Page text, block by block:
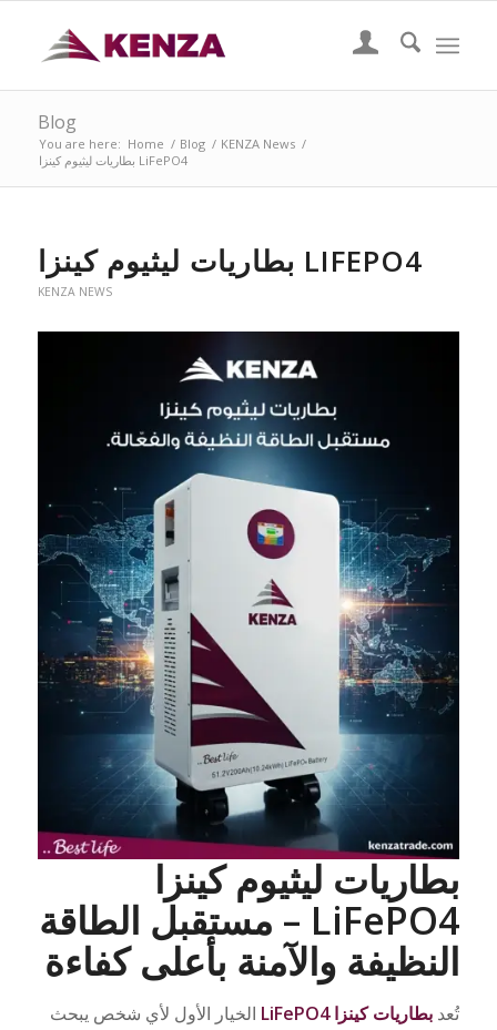
Blog
You are here: Home / Blog / KENZA News /
بطاريات ليثيوم كينزا LiFePO4
بطاريات ليثيوم كينزا LIFEPO4
KENZA NEWS
بطاريات ليثيوم كينزا
LiFePO4 – مستقبل الطاقة
النظيفة والآمنة بأعلى كفاءة
تُعد بطاريات كينزا LiFePO4
الخيار الأول لأي شخص يبحث